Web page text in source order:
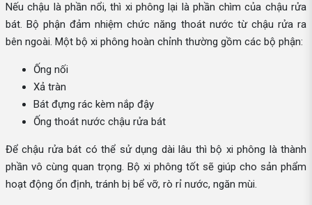
Nếu chậu là phần nổi, thì xi phông lại là phần chìm của chậu rửa
bát. Bộ phận đảm nhiệm chức năng thoát nước từ chậu rửa ra
bên ngoài. Một bộ xi phông hoàn chỉnh thường gồm các bộ phận:
Ống nối
Xả tràn
Bát đựng rác kèm nắp đậy
Ống thoát nước chậu rửa bát
Để chậu rửa bát có thể sử dụng dài lâu thì bộ xi phông là thành
phần vô cùng quan trọng. Bộ xi phông tốt sẽ giúp cho sản phẩm
hoạt động ổn định, tránh bị bể vỡ, rò rỉ nước, ngăn mùi.